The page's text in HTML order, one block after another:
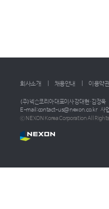
회사소개 채용안내 이용약
(주)넥슨코리아 대표이사 강대현·김정욱
E-mail:contact-us@nexon.co.kr 사
ⓒ NEXON Korea Corporation All